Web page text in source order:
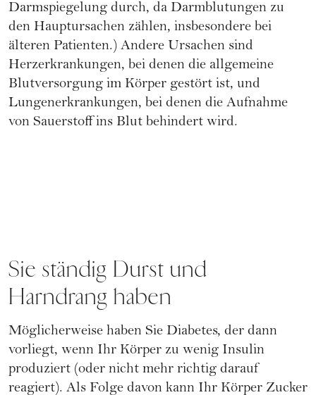
Darmspiegelung durch, da Darmblutungen zu
den Hauptursachen zählen, insbesondere bei
älteren Patienten.) Andere Ursachen sind
Herzerkrankungen, bei denen die allgemeine
Blutversorgung im Körper gestört ist, und
Lungenerkrankungen, bei denen die Aufnahme
von Sauerstoff ins Blut behindert wird.
Sie ständig Durst und
Harndrang haben
Möglicherweise haben Sie Diabetes, der dann
vorliegt, wenn Ihr Körper zu wenig Insulin
produziert (oder nicht mehr richtig darauf
reagiert). Als Folge davon kann Ihr Körper Zucker